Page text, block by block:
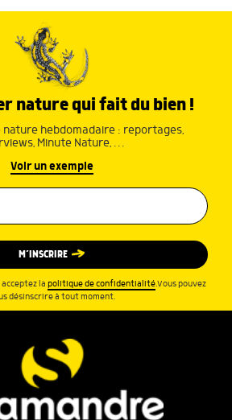
nature qui fait du bien !
nature hebdomadaire : reportages,
Minute Nature, …
Voir un exemple
M’INSCRIRE
la politique de confidentialité.Vous pouvez
désinscrire à tout moment.